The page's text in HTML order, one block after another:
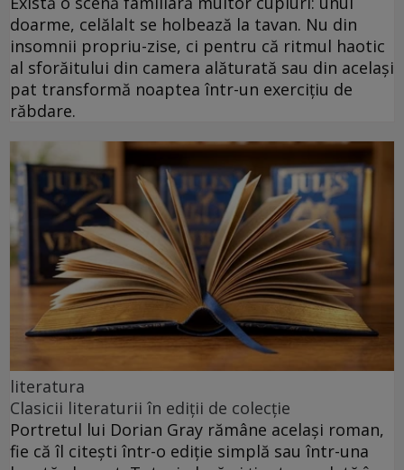
doarme, celălalt se holbează la tavan. Nu din
insomnii propriu-zise, ci pentru că ritmul haotic
al sforăitului din camera alăturată sau din același
pat transformă noaptea într-un exercițiu de
răbdare.
literatura
Clasicii literaturii în ediții de colecție
Portretul lui Dorian Gray rămâne același roman,
fie că îl citești într-o ediție simplă sau într-una